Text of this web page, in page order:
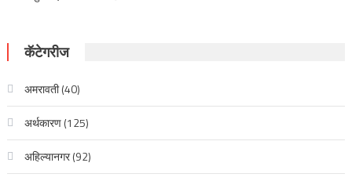
कॅटेगरीज
अमरावती(40)
अर्थकारण(125)
अहिल्यानगर(92)